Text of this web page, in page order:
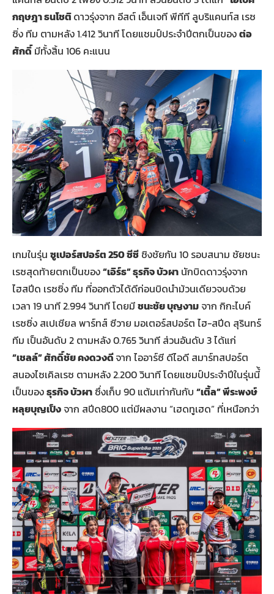
กฤษฎา ธนโชติดาวรุ่งจาก อีสต์ เอ็นเจที พีทีที ลูบริแคนท์ส เรซ
ซิ่ง ทีม ตามหลัง 1.412 วินาที โดยแชมป์ประจำปีตกเป็นของต่อ
ศักดิ์มีทั้งสิ้น 106 คะแนน
เกมในรุ่น ซูเปอร์สปอร์ต250ซีซี ชิงชัยกัน 10 รอบสนาม ชัยชนะ
เรซสุดท้ายตกเป็นของ“เอิร์ธ” ธุรกิจ บัวผา นักบิดดาวรุ่งจาก
ไฮสปีด เรซซิ่ง ทีม ที่ออกตัวได้ดีก่อนบิดนำม้วนเดียวจบด้วย
เวลา 19 นาที 2.994 วินาที โดยมีชนะชัย บุญงามจาก กิกะไบค์
เรซซิ่ง สเปเชียล พาร์ทส์ ซีวาย มอเตอร์สปอร์ต ไฮ-สปีด สุรินทร์
ทีม เป็นอันดับ 2 ตามหลัง 0.765 วินาที ส่วนอันดับ 3 ได้แก่
“เชลล์” ศักดิ์ชัย คงดวงดีจาก ไออาร์ซี ดีไอดี สมาร์ทสปอร์ต
สนองไซเคิลเรซ ตามหลัง 2.200 วินาที โดยแชมป์ประจำปีในรุ่นนี้้
เป็นของธุรกิจ บัวผา ซึ่งเก็บ 90 แต้มเท่ากันกับ “เติ้ล” พีระพงษ์
หลุยบุญเป็งจาก สปีด800 แต่มีผลงาน “เฮดทูเฮด” ที่เหนือกว่า